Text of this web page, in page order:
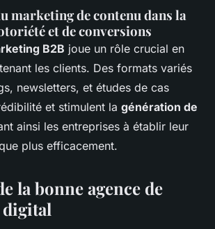
marketing de contenu dans la
et de conversions
B2B joue un rôle crucial en
les clients. Des formats variés
newsletters, et études de cas
et stimulent la génération de
ainsi les entreprises à établir leur
plus efficacement.
la bonne agence de